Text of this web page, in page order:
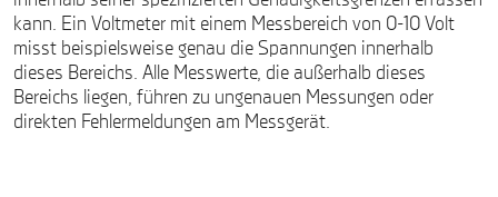
kann. Ein Voltmeter mit einem Messbereich von 0-10 Volt
misst beispielsweise genau die Spannungen innerhalb
dieses Bereichs. Alle Messwerte, die außerhalb dieses
Bereichs liegen, führen zu ungenauen Messungen oder
direkten Fehlermeldungen am Messgerät.